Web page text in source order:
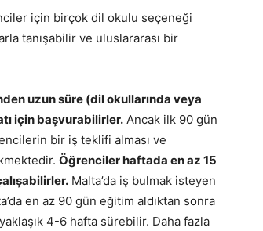
için birçok dil okulu seçeneği
tanışabilir ve uluslararası bir
uzun süre (dil okullarında veya
için başvurabilirler. Ancak ilk 90 gün
bir iş teklifi alması ve
Öğrenciler haftada en az 15
Malta’da iş bulmak isteyen
en az 90 gün eğitim aldıktan sonra
4-6 hafta sürebilir. Daha fazla